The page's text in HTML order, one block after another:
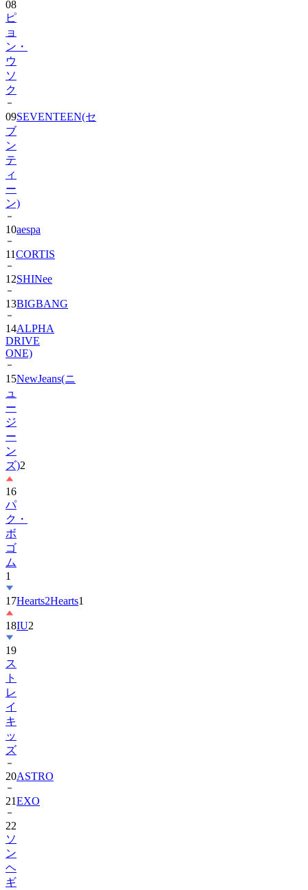
ョ
ン・
ウ
ソ
ク
09
ブ
ン
テ
ィ
ー
ン)
10aespa
11CORTIS
12SHINee
13BIGBANG
14ALPHA
DRIVE
ONE)
15NewJeans(ニ
ュ
ー
ジ
ー
ン
ズ)
16
パ
ク・
ボ
ゴ
ム
1
17
18IU2
19
ス
ト
レ
イ
キ
ッ
ズ
20
21EXO
22
ソ
ン
ヘ
ギ
ョ